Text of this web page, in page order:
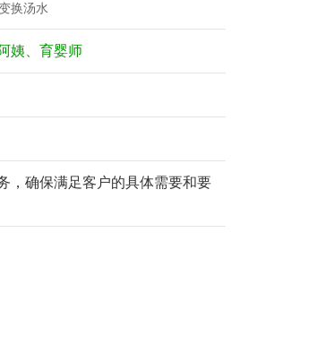
换汤水
姨、育婴师
，确保满足客户的具体需要和要